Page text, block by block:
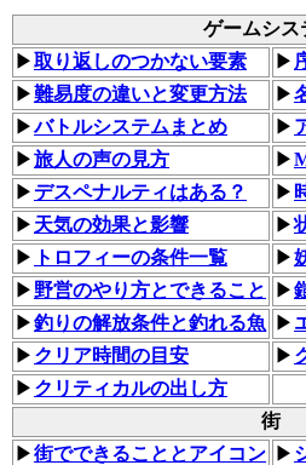
ゲームシス
▶取り返しのつかない要素 ▶
▶難易度の違いと変更方法 ▶
▶バトルシステムまとめ ▶
▶旅人の声の見方 ▶
▶デスペナルティはある？ ▶
▶ 天気の効果と影響 ▶
▶ トロフィーの条件一覧 ▶
▶ 野営のやり方とできること ▶
▶釣りの解放条件と釣れる魚 ▶
▶ クリア時間の目安 ▶
▶ クリティカルの出し方
街
▶街でできることとアイコン ▶